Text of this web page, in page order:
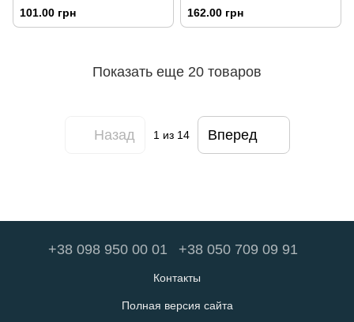
101.00 грн
2,0метр
162.00 грн
Показать еще 20 товаров
Назад 1из 14 Вперед
+38 098 950 00 01 +38 050 709 09 91
Контакты
Полная версия сайта